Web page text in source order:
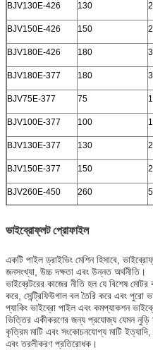
BJV130E-426 130
BJV150E-426 150
BJV180E-426 180
BJV180E-377 180
BJV75E-377 75
BJV100E-377 100
BJV130E-377 130
BJV150E-377 150
BJV260E-450 260
ভাইব্রোফ্লট প্রোফাইল
একটি পাইল ড্রাইভিং মেশিন হিসাবে,
জনসংখ্যা, উচ্চ দক্ষতা এবং উন্নত অর্থনীতি।
ভাইব্রেটরের কাজের নীতি হল যে বিশেষ
করে, সেন্ট্রিফিউগাল বল তৈরি করে এবং পুরো
প্যাকিং ভাইব্রো পাইল এবং কমপ্যাকশন
ভিত্তির একীকরণের জন্য প্রযোজ্য যেমন নুড়ি
কৃত্রিম মাটি এবং সংকোচনযোগ্য মাটি
এবং তরলীকরণ প্রতিরোধক।